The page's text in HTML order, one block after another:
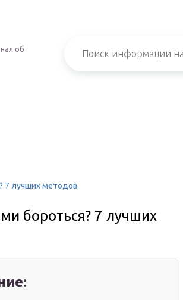
об
7 лучших методов
бороться? 7 лучших